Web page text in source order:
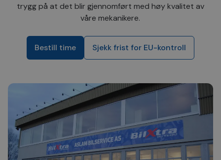
trygg på at det blir gjennomført med høy kvalitet av
våre mekanikere.
Bestill time Sjekk frist for EU-kontroll